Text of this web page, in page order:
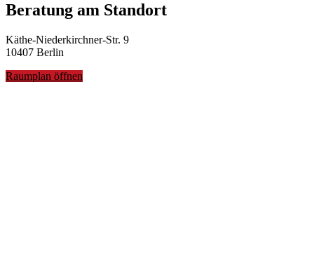
Beratung am Standort
Käthe-Niederkirchner-Str. 9
10407 Berlin
Raumplan öffnen